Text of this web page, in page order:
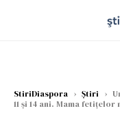
StiriDiaspora › Știri ›
11 și 14 ani. Mama